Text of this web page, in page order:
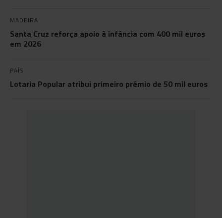
MADEIRA
Santa Cruz reforça apoio à infância com 400 mil euros
em 2026
PAÍS
Lotaria Popular atribui primeiro prémio de 50 mil euros